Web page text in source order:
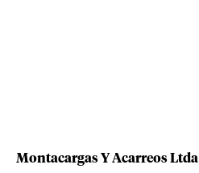
Montacargas Y Acarreos Ltda